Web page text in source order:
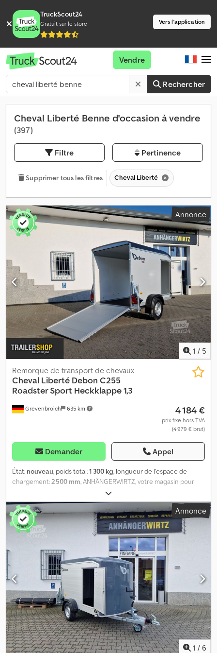
TruckScout24
Gratuit sur le store Vers l'application
Rechercher
Vendre
Cheval Liberté Benne d'occasion à vendre
(397)
Filtre Pertinence
Supprimer tous les filtres Cheval Liberté
Annonce
1 / 5
Grevenbroich 635 km
Remorque de transport de chevaux
Cheval Liberté Debon C255
Roadster Sport Heckklappe 1,3
4 184 €
prix fixe hors TVA
(4 979 € brut)
Demander Appel
État: nouveau, poids total:1 300 kg, longueur de l'espace de
chargement:2 500 mm, ANHÄNGERWIRTZ, votre magasin pour
l'achat de votre nouvelle remorque, vous propose des marques
de qualité ! Plus de 850 nouvelles remorques en stock. Plus de
130 remorques d'occasion disponibles en permanence. Exemple
sans engagement : offre en ligne, valable dans la limite des stocks
! Debo Roadster Sport C255, 252x125x154 cm, couleur argentée
aéro, panneaux sandwich, intérieur noir, porte latérale, 1300 kg.
Roadster Sport C255, 252x125x154 cm, intérieur 1300 kg, remorque
à un essieu avec frein, châssis en V, avant et toit aérodynamiques
en polyester, couleur noire inclinée, parois sandwich argentées,
capot en polyéthylène noir, porte latérale avec verrouillage
centralisé, porte arrière à battants et rampe combinée en
aluminium avec assistance au levage, fermeture à levier à angle
avec cadenas à rideau, éclairage intérieur 12 V, points d'arrimage
4 sur le bord latéral inférieur, jusqu'à 250 kg, roue de support,
supports arrière, y compris porte latérale avec verrouillage
centralisé, ouvrable de l'intérieur. Dkjdpszr T T Ejfx Ah Aer y
Annonce
1 / 6